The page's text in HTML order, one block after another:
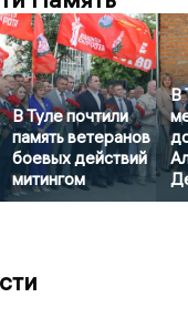
В Туле почтили
память ветеранов
боевых действий
митингом
В